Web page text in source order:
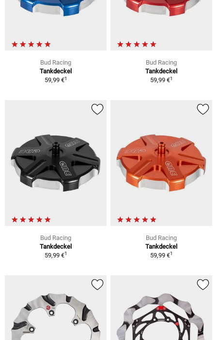
Bud Racing
Tankdeckel
59,99 €1
Bud Racing
Tankdeckel
59,99 €1
Bud Racing
Tankdeckel
59,99 €1
Bud Racing
Tankdeckel
59,99 €1